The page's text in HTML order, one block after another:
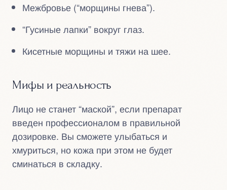
Межбровье (“морщины гнева”).
“Гусиные лапки” вокруг глаз.
Кисетные морщины и тяжи на шее.
Мифы и реальность
Лицо не станет “маской”, если препарат
введен профессионалом в правильной
дозировке. Вы сможете улыбаться и
хмуриться, но кожа при этом не будет
сминаться в складку.